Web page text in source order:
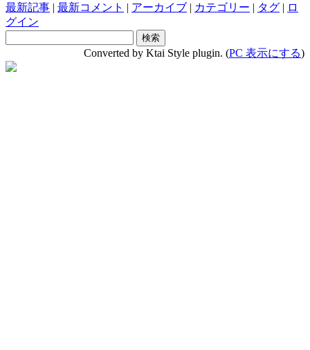
最新記事 | 最新コメント | アーカイブ | カテゴリー | タグ | ロ
グイン
Converted by Ktai Style plugin. (PC 表示にする)